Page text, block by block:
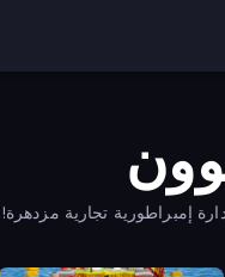
إمبراطورية تجارية مزدهرة!